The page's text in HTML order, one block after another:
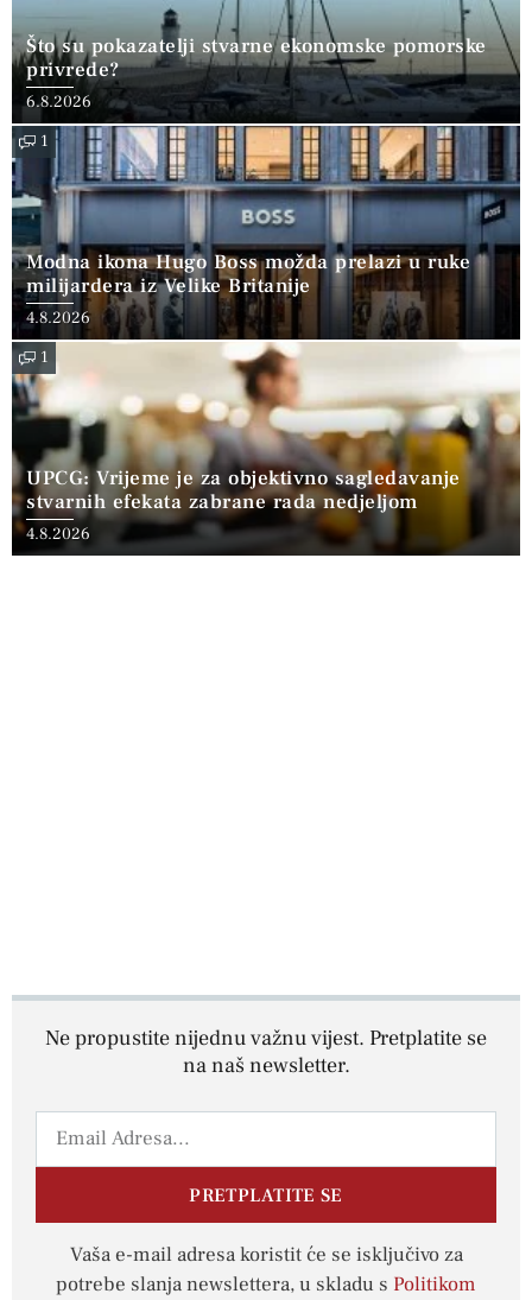
Što su pokazatelji stvarne ekonomske pomorske
privrede?
6.8.2026
1
Modna ikona Hugo Boss možda prelazi u ruke
milijardera iz Velike Britanije
4.8.2026
1
UPCG: Vrijeme je za objektivno sagledavanje
stvarnih efekata zabrane rada nedjeljom
4.8.2026
Ne propustite nijednu važnu vijest. Pretplatite se
na naš newsletter.
PRETPLATITE SE
Vaša e-mail adresa koristit će se isključivo za
potrebe slanja newslettera, u skladu s Politikom